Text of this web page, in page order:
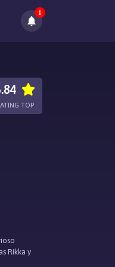
1
TOP
Rikka y